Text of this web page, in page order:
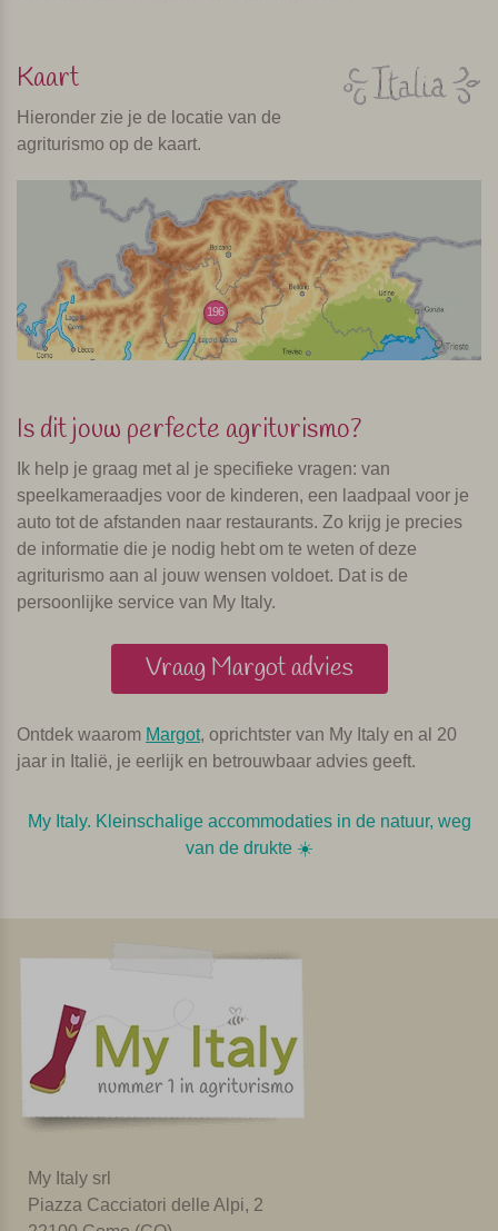
Kaart
Hieronder zie je de locatie van de
agriturismo op de kaart.
196
Is dit jouw perfecte agriturismo?
Ik help je graag met al je specifieke vragen: van
speelkameraadjes voor de kinderen, een laadpaal voor je
auto tot de afstanden naar restaurants. Zo krijg je precies
de informatie die je nodig hebt om te weten of deze
agriturismo aan al jouw wensen voldoet. Dat is de
persoonlijke service van My Italy.
Vraag Margot advies
Ontdek waarom Margot, oprichtster van My Italy en al 20
jaar in Italië, je eerlijk en betrouwbaar advies geeft.
My Italy. Kleinschalige accommodaties in de natuur, weg
van de drukte ☀️️
My Italy srl
Piazza Cacciatori delle Alpi, 2